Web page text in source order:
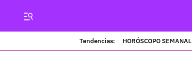
Tendencias: HORÓSCOPO SEMANAL